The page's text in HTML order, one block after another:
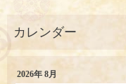
2026年 8月